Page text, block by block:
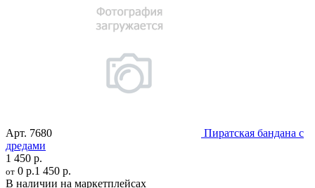
Арт. 7680
Пиратская бандана с
дредами
1 450 р.
от 0 р.1 450 р.
В наличии на маркетплейсах